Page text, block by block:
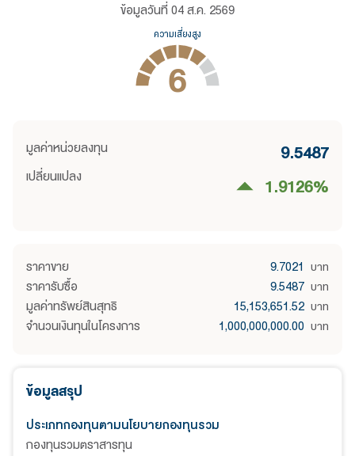
ข้อมูลวันที่ 04 ส.ค. 2569
ความเสี่ยงสูง
6
มูลค่าหน่วยลงทุน 9.5487
เปลี่ยนแปลง 1.9126%
ราคาขาย 9.7021 บาท
ราคารับซื้อ 9.5487 บาท
มูลค่าทรัพย์สินสุทธิ 15,153,651.52 บาท
จำนวนเงินทุนในโครงการ 1,000,000,000.00 บาท
ข้อมูลสรุป
ประเภทกองทุนตามนโยบายกองทุนรวม
กองทุนรวมตราสารทุน